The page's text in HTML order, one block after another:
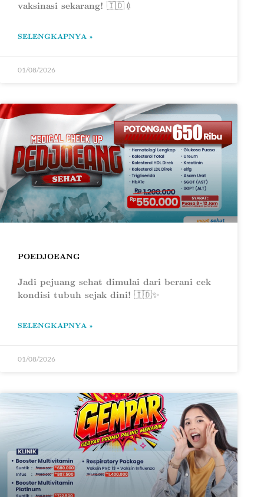
vaksinasi sekarang! 🇮🇩💉
SELENGKAPNYA »
01/08/2026
POEDJOEANG
Jadi pejuang sehat dimulai dari berani cek
kondisi tubuh sejak dini! 🇮🇩✨
SELENGKAPNYA »
01/08/2026